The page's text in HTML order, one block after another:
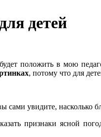
детей
положить в мою
, потому что для
сами увидите, насколько
признаки ясной